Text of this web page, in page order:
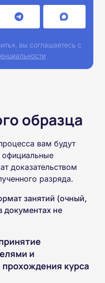
вы соглашаетесь с
образца
вам будут
доказательством
разряда.
занятий (очный,
документах не
и
прохождения курса